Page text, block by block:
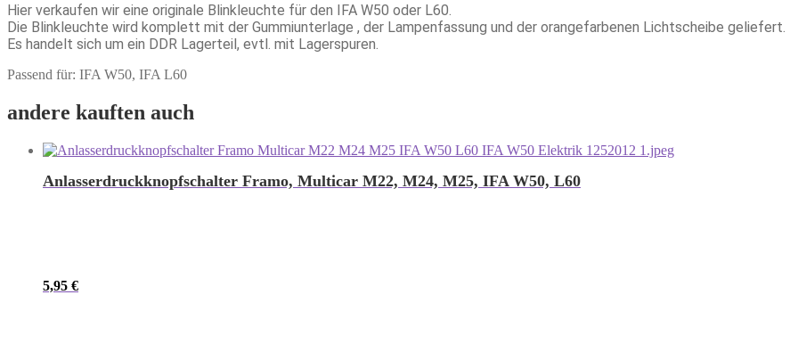
Hier verkaufen wir eine originale Blinkleuchte für den IFA W50 oder L60.
Die Blinkleuchte wird komplett mit der Gummiunterlage , der Lampenfassung und der orangefarbenen Lichtscheibe geliefert.
Es handelt sich um ein DDR Lagerteil, evtl. mit Lagerspuren.
Passend für: IFA W50, IFA L60
andere kauften auch
Anlasserdruckknopfschalter Framo, Multicar M22, M24, M25, IFA W50, L60
5,95 €